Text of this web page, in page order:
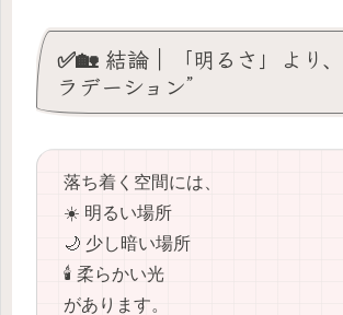
✅🏡 結論｜「明るさ」より
ラデーション”
落ち着く空間には、
☀️ 明るい場所
🌙 少し暗い場所
🕯️ 柔らかい光
があります。